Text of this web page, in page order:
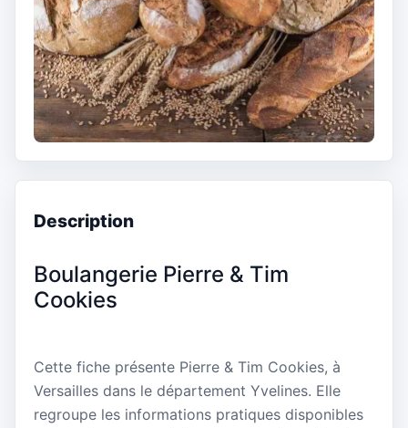
Description
Boulangerie Pierre & Tim
Cookies
Cette fiche présente Pierre & Tim Cookies, à
Versailles dans le département Yvelines. Elle
regroupe les informations pratiques disponibles